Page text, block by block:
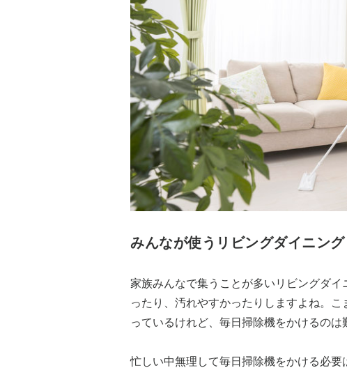
みんなが使うリビングダイニング
家族みんなで集うことが多いリビングダ
ったり、汚れやすかったりしますよね。
っているけれど、毎日掃除機をかけるのは
忙しい中無理して毎日掃除機をかける必